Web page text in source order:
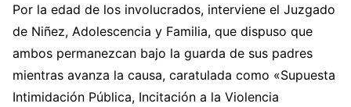
Por la edad de los involucrados, interviene el Juzgado
de Niñez, Adolescencia y Familia, que dispuso que
ambos permanezcan bajo la guarda de sus padres
mientras avanza la causa, caratulada como «Supuesta
Intimidación Pública, Incitación a la Violencia